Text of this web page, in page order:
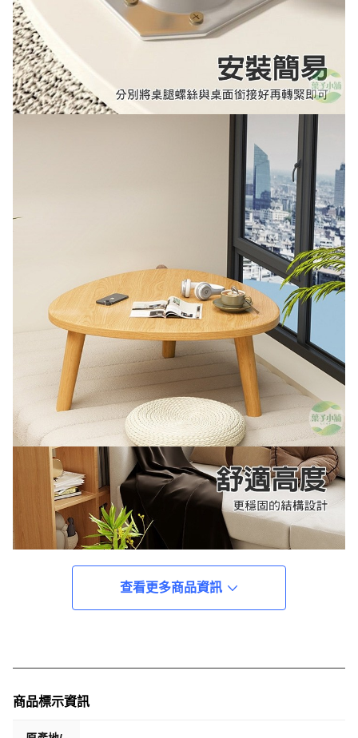
查看更多商品資訊
商品標示資訊